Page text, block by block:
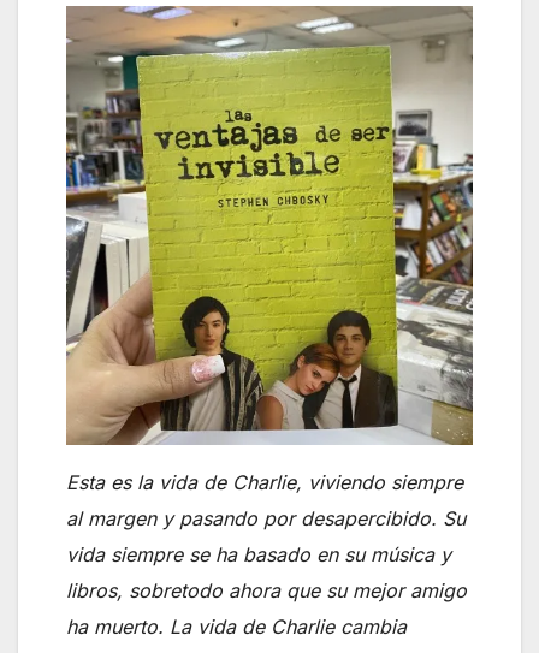
Esta es la vida de Charlie, viviendo siempre
al margen y pasando por desapercibido. Su
vida siempre se ha basado en su música y
libros, sobretodo ahora que su mejor amigo
ha muerto. La vida de Charlie cambia